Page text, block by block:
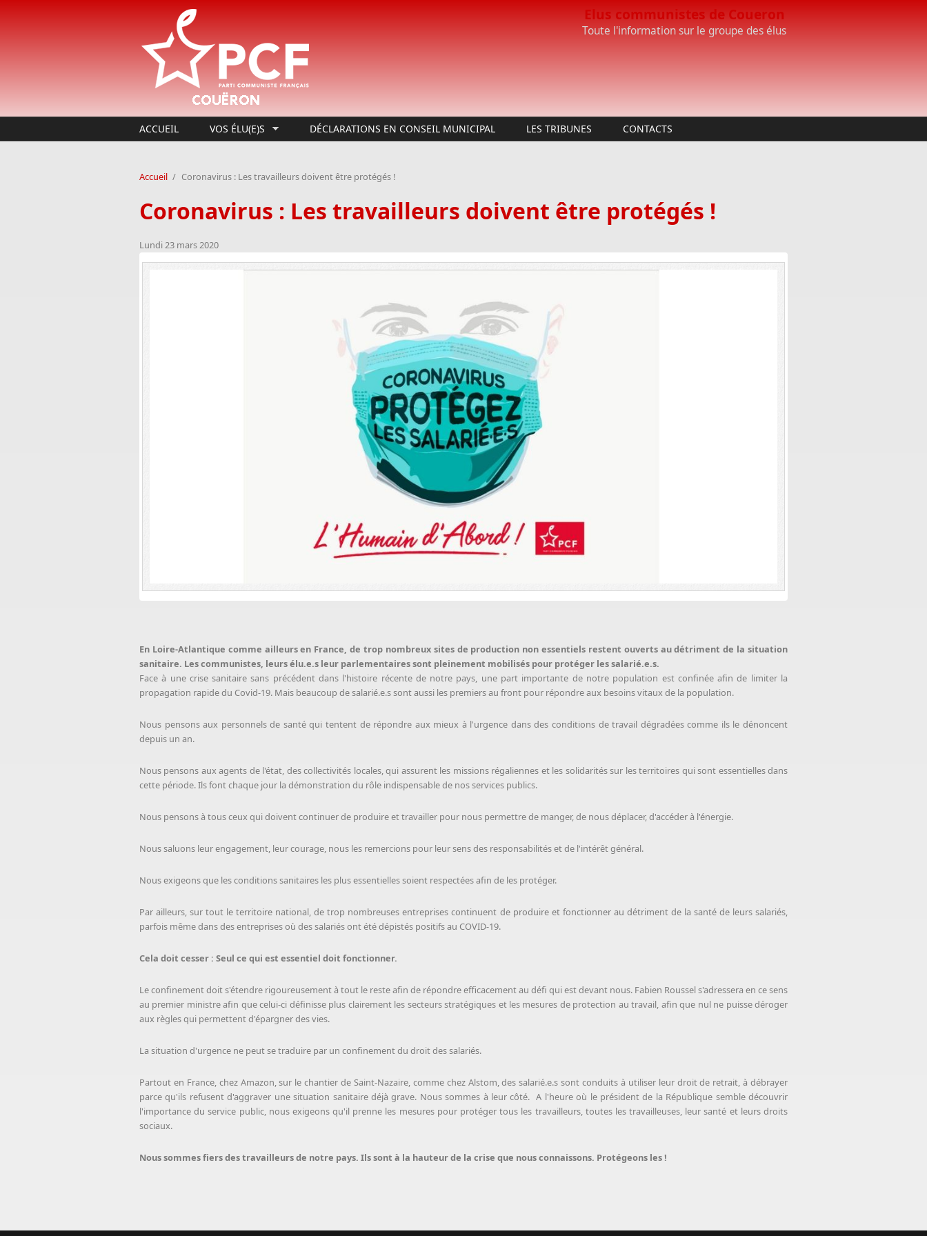
Elus communistes de Coueron
Toute l'information sur le groupe des élus
ACCUEIL VOS ÉLU(E)S DÉCLARATIONS EN CONSEIL MUNICIPAL LES TRIBUNES CONTACTS
Accueil / Coronavirus : Les travailleurs doivent être protégés !
Coronavirus : Les travailleurs doivent être protégés !
Lundi 23 mars 2020
En Loire-Atlantique comme ailleurs en France, de trop nombreux sites de production non essentiels restent ouverts au détriment de la situation
sanitaire. Les communistes, leurs élu.e.s leur parlementaires sont pleinement mobilisés pour protéger les salarié.e.s.
Face à une crise sanitaire sans précédent dans l'histoire récente de notre pays, une part importante de notre population est confinée afin de limiter la
propagation rapide du Covid-19. Mais beaucoup de salarié.e.s sont aussi les premiers au front pour répondre aux besoins vitaux de la population.
Nous pensons aux personnels de santé qui tentent de répondre aux mieux à l'urgence dans des conditions de travail dégradées comme ils le dénoncent
depuis un an.
Nous pensons aux agents de l'état, des collectivités locales, qui assurent les missions régaliennes et les solidarités sur les territoires qui sont essentielles dans
cette période. Ils font chaque jour la démonstration du rôle indispensable de nos services publics.
Nous pensons à tous ceux qui doivent continuer de produire et travailler pour nous permettre de manger, de nous déplacer, d'accéder à l'énergie.
Nous saluons leur engagement, leur courage, nous les remercions pour leur sens des responsabilités et de l'intérêt général.
Nous exigeons que les conditions sanitaires les plus essentielles soient respectées afin de les protéger.
Par ailleurs, sur tout le territoire national, de trop nombreuses entreprises continuent de produire et fonctionner au détriment de la santé de leurs salariés,
parfois même dans des entreprises où des salariés ont été dépistés positifs au COVID-19.
Cela doit cesser : Seul ce qui est essentiel doit fonctionner.
Le confinement doit s'étendre rigoureusement à tout le reste afin de répondre efficacement au défi qui est devant nous. Fabien Roussel s'adressera en ce sens
au premier ministre afin que celui-ci définisse plus clairement les secteurs stratégiques et les mesures de protection au travail, afin que nul ne puisse déroger
aux règles qui permettent d'épargner des vies.
La situation d'urgence ne peut se traduire par un confinement du droit des salariés.
Partout en France, chez Amazon, sur le chantier de Saint-Nazaire, comme chez Alstom, des salarié.e.s sont conduits à utiliser leur droit de retrait, à débrayer
parce qu'ils refusent d'aggraver une situation sanitaire déjà grave. Nous sommes à leur côté. A l'heure où le président de la République semble découvrir
l'importance du service public, nous exigeons qu'il prenne les mesures pour protéger tous les travailleurs, toutes les travailleuses, leur santé et leurs droits
sociaux.
Nous sommes fiers des travailleurs de notre pays. Ils sont à la hauteur de la crise que nous connaissons. Protégeons les !